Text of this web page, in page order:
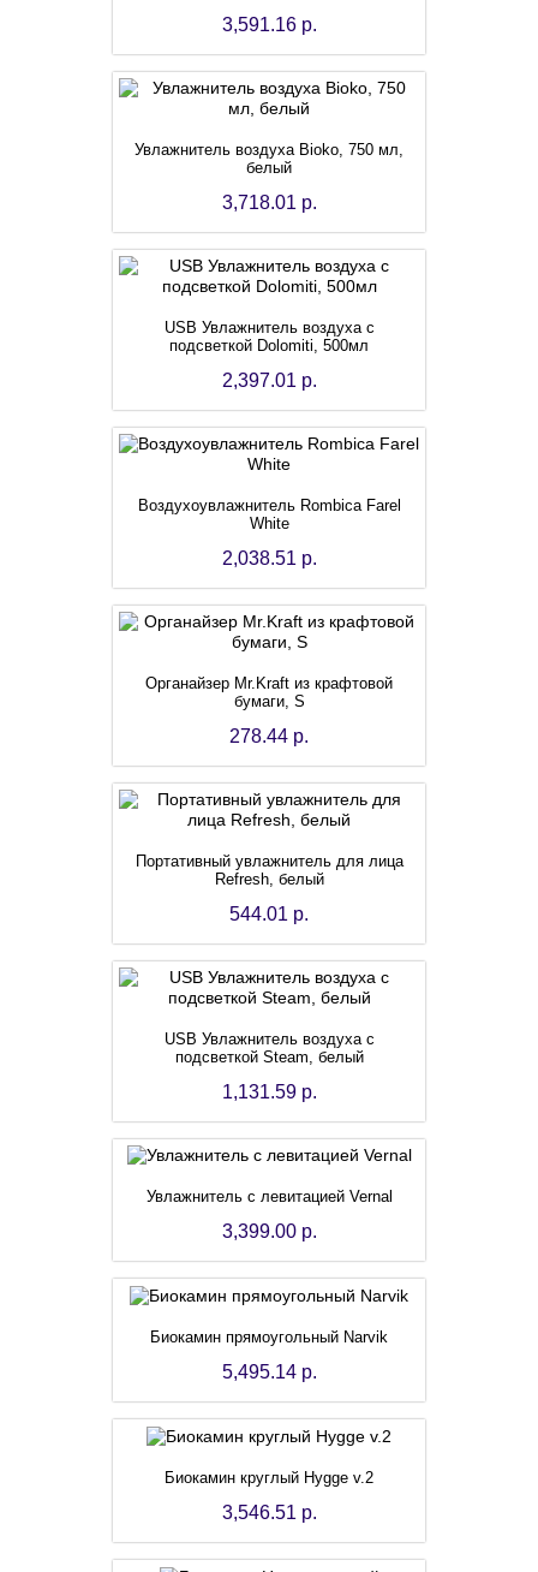
3,591.16 р.
Увлажнитель воздуха Bioko, 750 мл,
белый
3,718.01 р.
USB Увлажнитель воздуха с
подсветкой Dolomiti, 500мл
2,397.01 р.
Воздухоувлажнитель Rombica Farel
White
2,038.51 р.
Органайзер Mr.Kraft из крафтовой
бумаги, S
278.44 р.
Портативный увлажнитель для лица
Refresh, белый
544.01 р.
USB Увлажнитель воздуха с
подсветкой Steam, белый
1,131.59 р.
Увлажнитель с левитацией Vernal
3,399.00 р.
Биокамин прямоугольный Narvik
5,495.14 р.
Биокамин круглый Hygge v.2
3,546.51 р.